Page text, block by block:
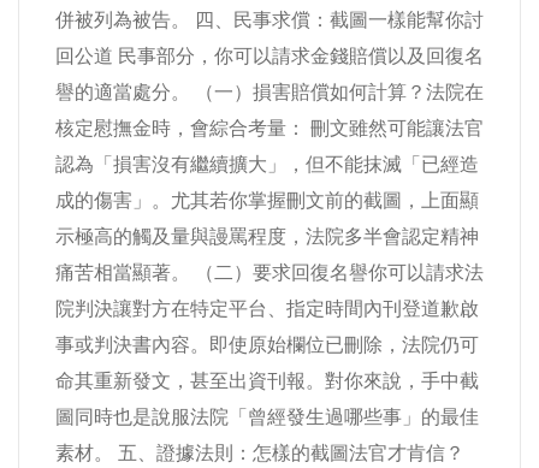
併被列為被告。 四、民事求償：截圖一樣能幫你討
回公道 民事部分，你可以請求金錢賠償以及回復名
譽的適當處分。 （一）損害賠償如何計算？法院在
核定慰撫金時，會綜合考量： 刪文雖然可能讓法官
認為「損害沒有繼續擴大」，但不能抹滅「已經造
成的傷害」。尤其若你掌握刪文前的截圖，上面顯
示極高的觸及量與謾罵程度，法院多半會認定精神
痛苦相當顯著。 （二）要求回復名譽你可以請求法
院判決讓對方在特定平台、指定時間內刊登道歉啟
事或判決書內容。即使原始欄位已刪除，法院仍可
命其重新發文，甚至出資刊報。對你來說，手中截
圖同時也是說服法院「曾經發生過哪些事」的最佳
素材。 五、證據法則：怎樣的截圖法官才肯信？